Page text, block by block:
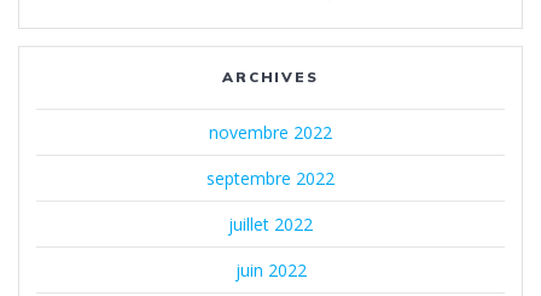
ARCHIVES
novembre 2022
septembre 2022
juillet 2022
juin 2022